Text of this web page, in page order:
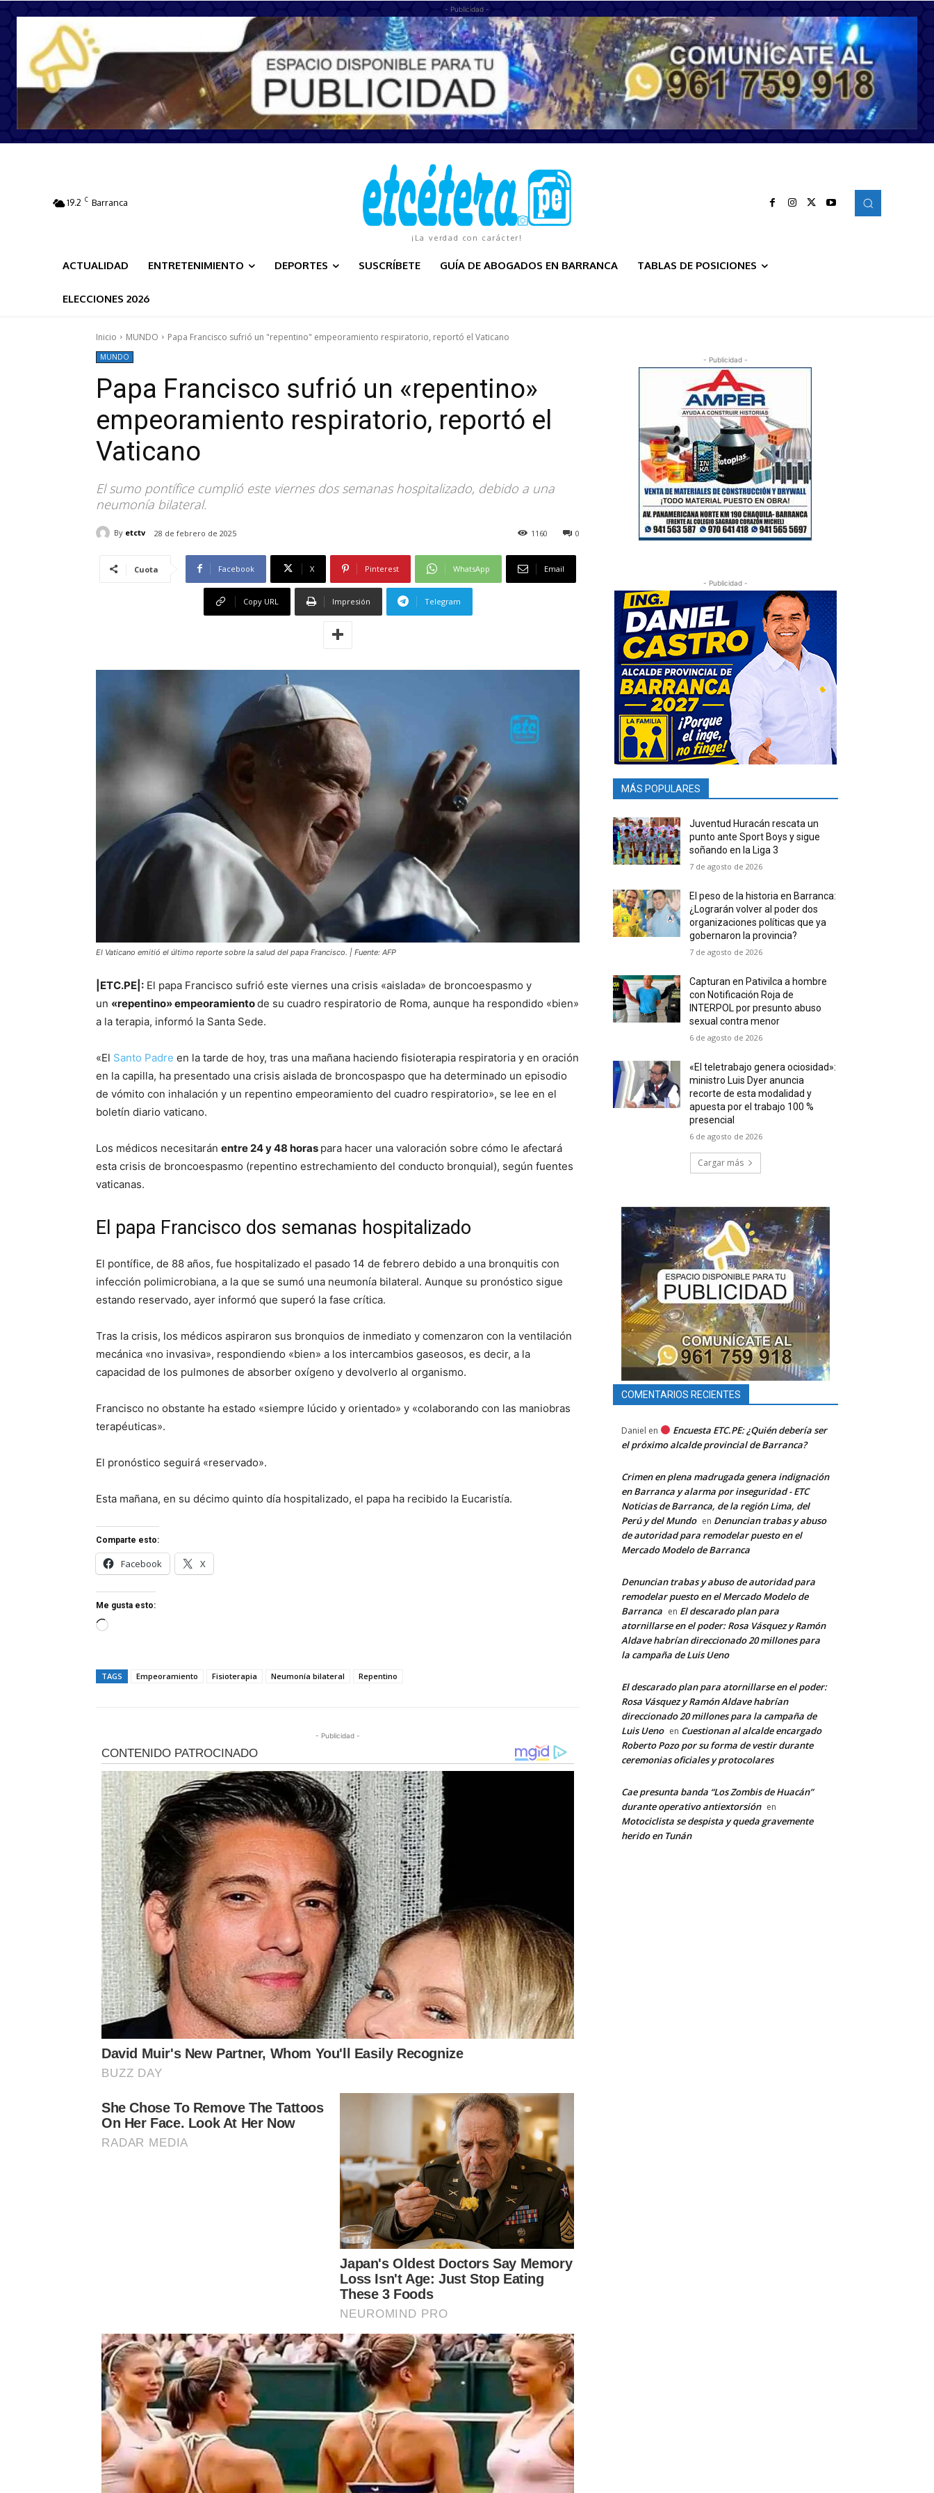
- Publicidad -
19.2 C Barranca
¡La verdad con carácter!
ACTUALIDAD ENTRETENIMIENTO DEPORTES SUSCRÍBETE GUÍA DE ABOGADOS EN BARRANCA TABLAS DE POSICIONES
ELECCIONES 2026
Inicio MUNDO Papa Francisco sufrió un "repentino" empeoramiento respiratorio, reportó el Vaticano
MUNDO
Papa Francisco sufrió un «repentino»
empeoramiento respiratorio, reportó el
Vaticano
El sumo pontífice cumplió este viernes dos semanas hospitalizado, debido a una
neumonía bilateral.
By etctv 28 de febrero de 2025 0
1160
Cuota Facebook X Pinterest WhatsApp Email
Copy URL Impresión Telegram
El Vaticano emitió el último reporte sobre la salud del papa Francisco. | Fuente: AFP
|ETC.PE|: El papa Francisco sufrió este viernes una crisis «aislada» de broncoespasmo y
un «repentino» empeoramientode su cuadro respiratorio de Roma, aunque ha respondido «bien»
a la terapia, informó la Santa Sede.
«El Santo Padre en la tarde de hoy, tras una mañana haciendo fisioterapia respiratoria y en oración
en la capilla, ha presentado una crisis aislada de broncospaspo que ha determinado un episodio
de vómito con inhalación y un repentino empeoramiento del cuadro respiratorio», se lee en el
boletín diario vaticano.
Los médicos necesitarán entre 24 y 48 horas para hacer una valoración sobre cómo le afectará
esta crisis de broncoespasmo (repentino estrechamiento del conducto bronquial), según fuentes
vaticanas.
El papa Francisco dos semanas hospitalizado
El pontífice, de 88 años, fue hospitalizado el pasado 14 de febrero debido a una bronquitis con
infección polimicrobiana, a la que se sumó una neumonía bilateral. Aunque su pronóstico sigue
estando reservado, ayer informó que superó la fase crítica.
Tras la crisis, los médicos aspiraron sus bronquios de inmediato y comenzaron con la ventilación
mecánica «no invasiva», respondiendo «bien» a los intercambios gaseosos, es decir, a la
capacidad de los pulmones de absorber oxígeno y devolverlo al organismo.
Francisco no obstante ha estado «siempre lúcido y orientado» y «colaborando con las maniobras
terapéuticas».
El pronóstico seguirá «reservado».
Esta mañana, en su décimo quinto día hospitalizado, el papa ha recibido la Eucaristía.
Comparte esto:
Facebook X
Me gusta esto:
C
g
o
.
.
.
TAGS Empeoramiento Fisioterapia Neumonía bilateral Repentino
- Publicidad -
- Publicidad -
- Publicidad -
MÁS POPULARES
Juventud Huracán rescata un
punto ante Sport Boys y sigue
soñando en la Liga 3
7 de agosto de 2026
El peso de la historia en Barranca:
¿Lograrán volver al poder dos
organizaciones políticas que ya
gobernaron la provincia?
7 de agosto de 2026
Capturan en Pativilca a hombre
con Notificación Roja de
INTERPOL por presunto abuso
sexual contra menor
6 de agosto de 2026
«El teletrabajo genera ociosidad»:
ministro Luis Dyer anuncia
recorte de esta modalidad y
apuesta por el trabajo 100 %
presencial
6 de agosto de 2026
Cargar más
COMENTARIOS RECIENTES
Daniel en
Encuesta ETC.PE: ¿Quién debería ser
el próximo alcalde provincial de Barranca?
Crimen en plena madrugada genera indignación
en Barranca y alarma por inseguridad - ETC
Noticias de Barranca, de la región Lima, del
Perú y del Mundo en Denuncian trabas y abuso
de autoridad para remodelar puesto en el
Mercado Modelo de Barranca
Denuncian trabas y abuso de autoridad para
remodelar puesto en el Mercado Modelo de
Barranca en El descarado plan para
atornillarse en el poder: Rosa Vásquez y Ramón
Aldave habrían direccionado 20 millones para
la campaña de Luis Ueno
El descarado plan para atornillarse en el poder:
Rosa Vásquez y Ramón Aldave habrían
direccionado 20 millones para la campaña de
Luis Ueno en Cuestionan al alcalde encargado
Roberto Pozo por su forma de vestir durante
ceremonias oficiales y protocolares
Cae presunta banda “Los Zombis de Huacán”
durante operativo antiextorsión en
Motociclista se despista y queda gravemente
herido en Tunán